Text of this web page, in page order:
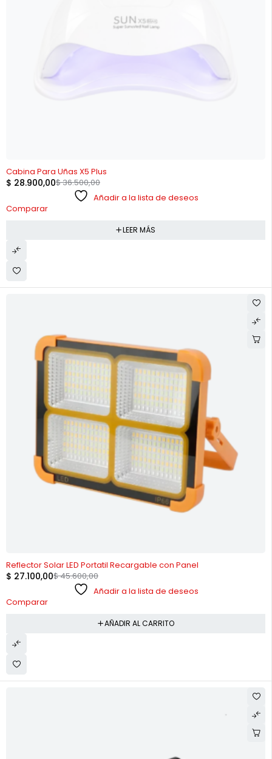
Cabina Para Uñas X5 Plus
$36.500,00
$ 28.900,00
Añadir a la lista de deseos
Comparar
LEER MÁS
Reflector Solar LED Portatil Recargable con Panel
$45.600,00
$ 27.100,00
Añadir a la lista de deseos
Comparar
AÑADIR AL CARRITO